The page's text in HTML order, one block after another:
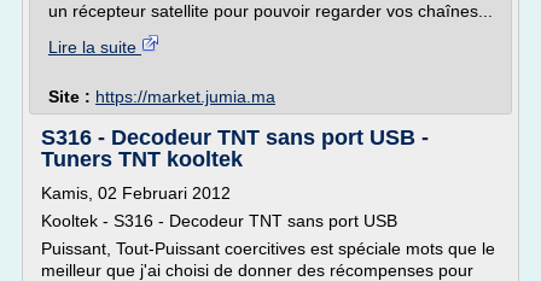
un récepteur satellite pour pouvoir regarder vos chaînes...
Lire la suite
Site : https://market.jumia.ma
S316 - Decodeur TNT sans port USB -
Tuners TNT kooltek
Kamis, 02 Februari 2012
Kooltek - S316 - Decodeur TNT sans port USB
Puissant, Tout-Puissant coercitives est spéciale mots que le
meilleur que j'ai choisi de donner des récompenses pour